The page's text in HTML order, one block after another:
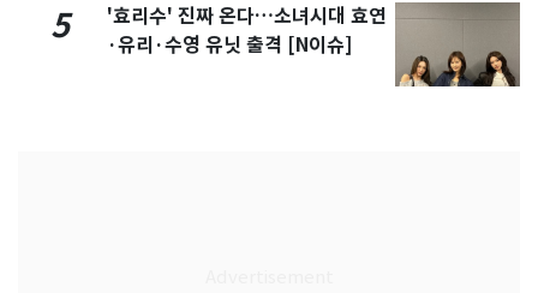
5
'효리수' 진짜 온다…소녀시대 효연
·유리·수영 유닛 출격 [N이슈]